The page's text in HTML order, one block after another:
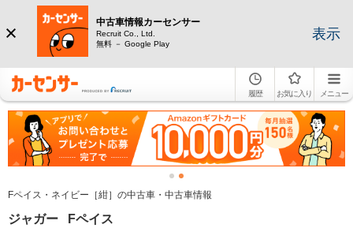
中古車情報カーセンサー
Recruit Co., Ltd.
無料 － Google Play
表示
履歴 お気に入り メニュー
Fペイス・ネイビー［紺］の中古車・中古車情報
ジャガー Fペイス